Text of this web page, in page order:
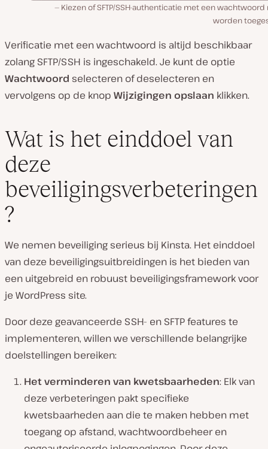
Kiezen of SFTP/SSH-authenticatie met een
worden
Verificatie met een wachtwoord is altijd beschikbaar
zolang SFTP/SSH is ingeschakeld. Je kunt de optie
Wachtwoord selecteren of deselecteren en
vervolgens op de knop Wijzigingen opslaan klikken.
Wat is het einddoel van
deze
beveiligingsverbeteringen
?
We nemen beveiliging serieus bij Kinsta. Het einddoel
van deze beveiligingsuitbreidingen is het bieden van
een uitgebreid en robuust beveiligingsframework voor
je WordPress site.
Door deze geavanceerde SSH- en SFTP features te
implementeren, willen we verschillende belangrijke
doelstellingen bereiken:
Het verminderen van kwetsbaarheden: Elk van
deze verbeteringen pakt specifieke
kwetsbaarheden aan die te maken hebben met
toegang op afstand, wachtwoordbeheer en